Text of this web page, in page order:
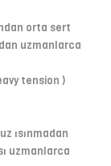
orta sert
uzmanlarca
tension )
ısınmadan
uzmanlarca